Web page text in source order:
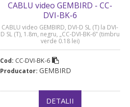
CABLU video GEMBIRD - CC-
DVI-BK-6
CABLU video GEMBIRD, DVI-D SL (T) la DVI-
D SL (T), 1.8m, negru, „CC-DVI-BK-6” (timbru
verde 0.18 lei)
Cod: CC-DVI-BK-6
Producator: GEMBIRD
DETALII